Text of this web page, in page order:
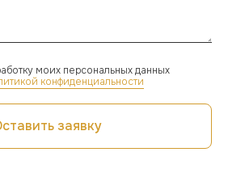
моих персональных данных
конфиденциальности
заявку